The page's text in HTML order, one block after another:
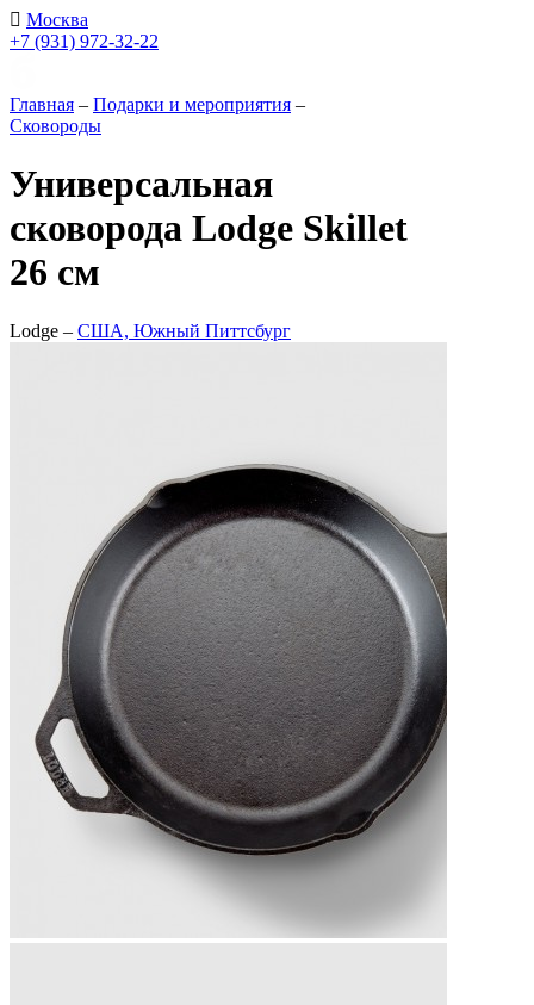
Москва
+7 (931) 972-32-22
Главная – Подарки и мероприятия –
Сковороды
Универсальная
сковорода Lodge Skillet
26 см
Lodge – США, Южный Питтсбург